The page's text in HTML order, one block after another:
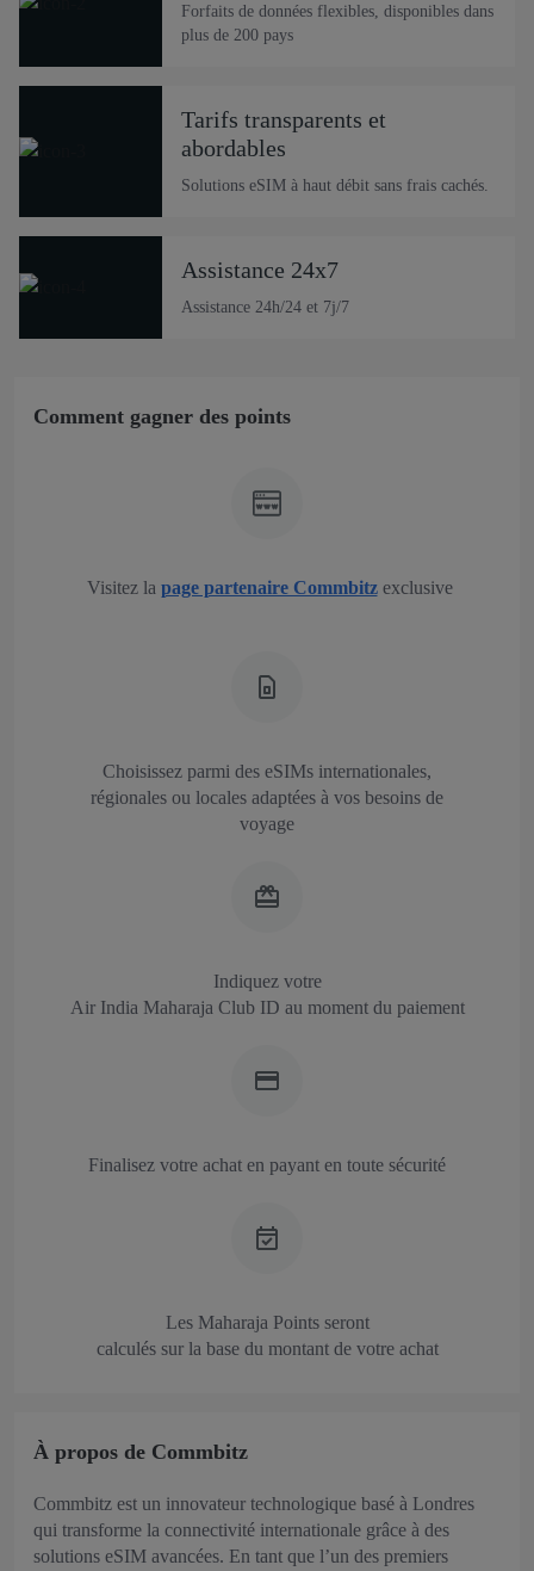
Forfaits de données flexibles, disponibles dans
plus de 200 pays
Tarifs transparents et
abordables
Solutions eSIM à haut débit sans frais cachés.
Assistance 24x7
Assistance 24h/24 et 7j/7
Comment gagner des points
Visitez la page partenaire Commbitzexclusive
Choisissez parmi des eSIMs internationales,
régionales ou locales adaptées à vos besoins de
voyage
Indiquez votre
Air India Maharaja Club ID au moment du paiement
Finalisez votre achat en payant en toute sécurité
Les Maharaja Points seront
calculés sur la base du montant de votre achat
À propos de Commbitz
Commbitz est un innovateur technologique basé à Londres
qui transforme la connectivité internationale grâce à des
solutions eSIM avancées. En tant que l’un des premiers